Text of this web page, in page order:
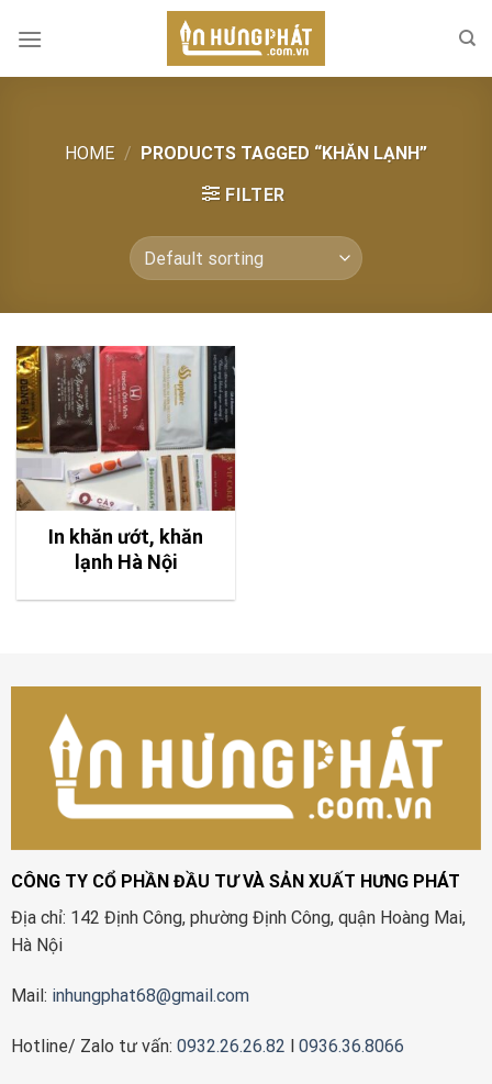
HOME / PRODUCTS TAGGED “KHĂN LẠNH”
FILTER
In khăn ướt, khăn
lạnh Hà Nội
CÔNG TY CỔ PHẦN ĐẦU TƯ VÀ SẢN XUẤT HƯNG PHÁT
Địa chỉ: 142 Định Công, phường Định Công, quận Hoàng Mai,
Hà Nội
Mail: inhungphat68@gmail.com
Hotline/ Zalo tư vấn: 0932.26.26.82 l 0936.36.8066